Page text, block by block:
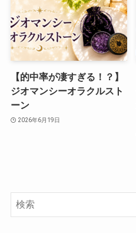
【的中率が凄すぎる！？】
ジオマンシーオラクルスト
ーン
2026年6月19日